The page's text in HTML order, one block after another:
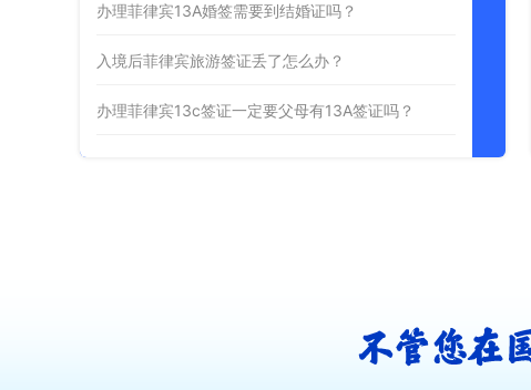
办理菲律宾13A婚签需要到结婚证吗？
入境后菲律宾旅游签证丢了怎么办？
办理菲律宾13c签证一定要父母有13A签证吗？